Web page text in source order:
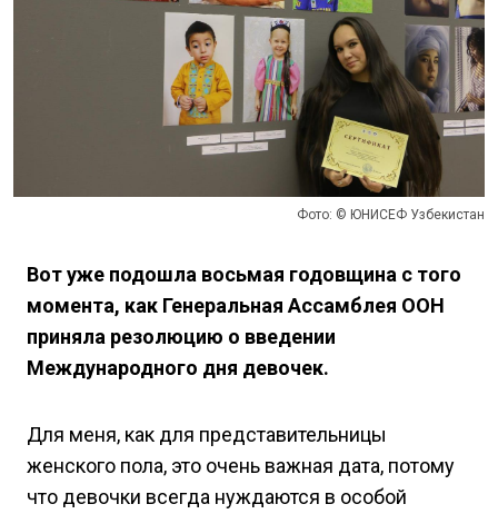
Фото: © ЮНИСЕФ Узбекистан
Вот уже подошла восьмая годовщина с того
момента, как Генеральная Ассамблея ООН
приняла резолюцию о введении
Международного дня девочек.
Для меня, как для представительницы
женского пола, это очень важная дата, потому
что девочки всегда нуждаются в особой